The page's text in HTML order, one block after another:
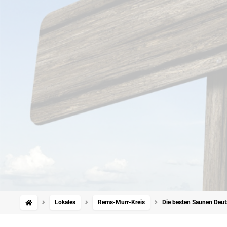
Lokales Rems-Murr-Kreis Die besten Saunen